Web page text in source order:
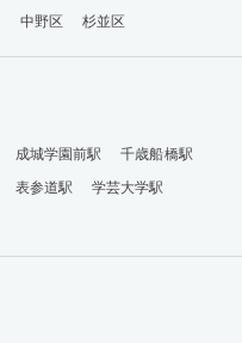
中野区 杉並区
成城学園前駅
千歳船橋駅
表参道駅
学芸大学駅